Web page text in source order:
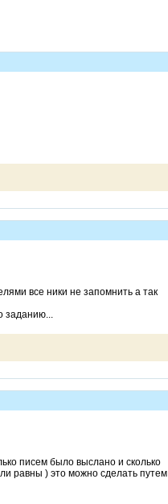
все ники не запомнить а так
заданию...
писем было выслано и сколько
равны ) это можно сделать путем